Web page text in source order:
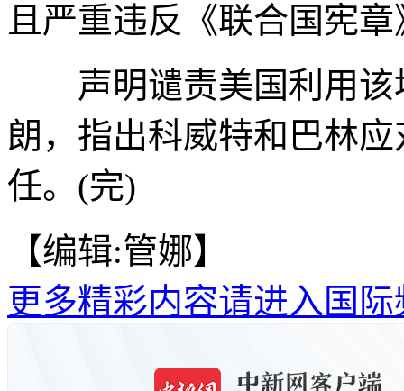
且严重违反《联合国宪
声明谴责美国利用该
朗，指出科威特和巴林
任。(完)
【编辑:管娜】
更多精彩内容请进入国际